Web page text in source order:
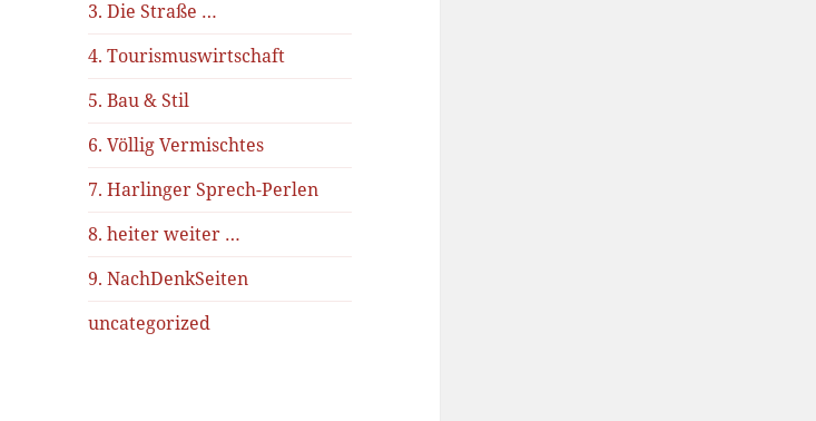
3. Die Straße …
4. Tourismuswirtschaft
5. Bau & Stil
6. Völlig Vermischtes
7. Harlinger Sprech-Perlen
8. heiter weiter …
9. NachDenkSeiten
uncategorized